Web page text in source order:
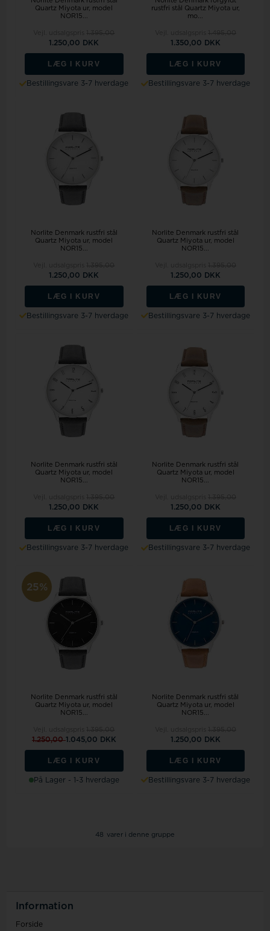
Quartz Miyota ur, model
NOR15...
1.250,00 DKK
LÆG I KURV
Bestillingsvare 3-7 hverdage
rustfri stål Quartz Miyota ur,
mo...
1.350,00 DKK
LÆG I KURV
Bestillingsvare 3-7 hverdage
Norlite Denmark rustfri stål
Quartz Miyota ur, model
NOR15...
1.250,00 DKK
LÆG I KURV
Bestillingsvare 3-7 hverdage
Norlite Denmark rustfri stål
Quartz Miyota ur, model
NOR15...
1.250,00 DKK
LÆG I KURV
Bestillingsvare 3-7 hverdage
Norlite Denmark rustfri stål
Quartz Miyota ur, model
NOR15...
1.250,00 DKK
LÆG I KURV
Bestillingsvare 3-7 hverdage
Norlite Denmark rustfri stål
Quartz Miyota ur, model
NOR15...
1.250,00 DKK
LÆG I KURV
Bestillingsvare 3-7 hverdage
25%
Norlite Denmark rustfri stål
Quartz Miyota ur, model
NOR15...
1.250,001.045,00 DKK
LÆG I KURV
På Lager - 1-3 hverdage
Norlite Denmark rustfri stål
Quartz Miyota ur, model
NOR15...
1.250,00 DKK
LÆG I KURV
Bestillingsvare 3-7 hverdage
48 varer i denne gruppe
Information
Forside